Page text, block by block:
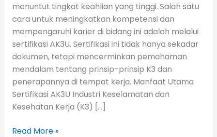
menuntut tingkat keahlian yang tinggi. Salah satu
cara untuk meningkatkan kompetensi dan
mempengaruhi karier di bidang ini adalah melalui
sertifikasi AK3U. Sertifikasi ini tidak hanya sekadar
dokumen, tetapi mencerminkan pemahaman
mendalam tentang prinsip-prinsip K3 dan
penerapannya di tempat kerja. Manfaat Utama
Sertifikasi AK3U Industri Keselamatan dan
Kesehatan Kerja (K3) […]
Read More »